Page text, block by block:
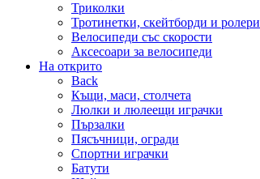
Триколки
Тротинетки, скейтборди и ролери
Велосипеди със скорости
Аксесоари за велосипеди
На открито
Back
Къщи, маси, столчета
Люлки и люлеещи играчки
Пързалки
Пясъчници, огради
Спортни играчки
Батути